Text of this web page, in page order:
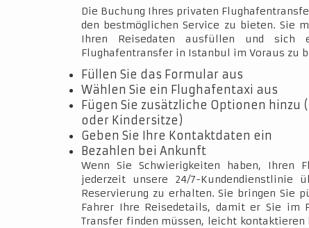
Die Buchung Ihres privaten
den bestmöglichen Service zu bieten. Sie
Ihren Reisedaten ausfüllen und sich
Flughafentransfer in Istanbul im Voraus zu
Füllen Sie das Formular aus
Wählen Sie ein Flughafentaxi aus
Fügen Sie zusätzliche Optionen hinzu
oder Kindersitze)
Geben Sie Ihre Kontaktdaten ein
Bezahlen bei Ankunft
Wenn Sie Schwierigkeiten haben, Ihren
jederzeit unsere 24/7-Kundendienstlinie
Reservierung zu erhalten. Sie bringen Sie
Fahrer Ihre Reisedetails, damit er Sie im
Transfer finden müssen, leicht